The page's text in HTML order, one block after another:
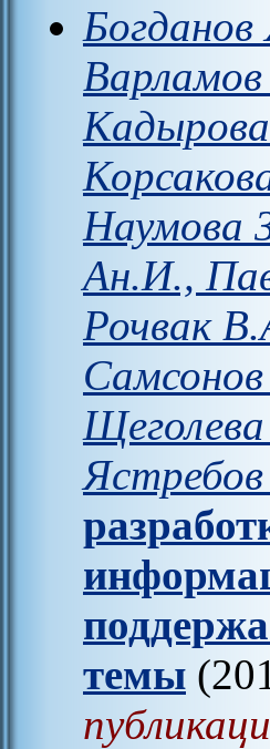
Наумова
Ан.И.,
Рочвак
темы